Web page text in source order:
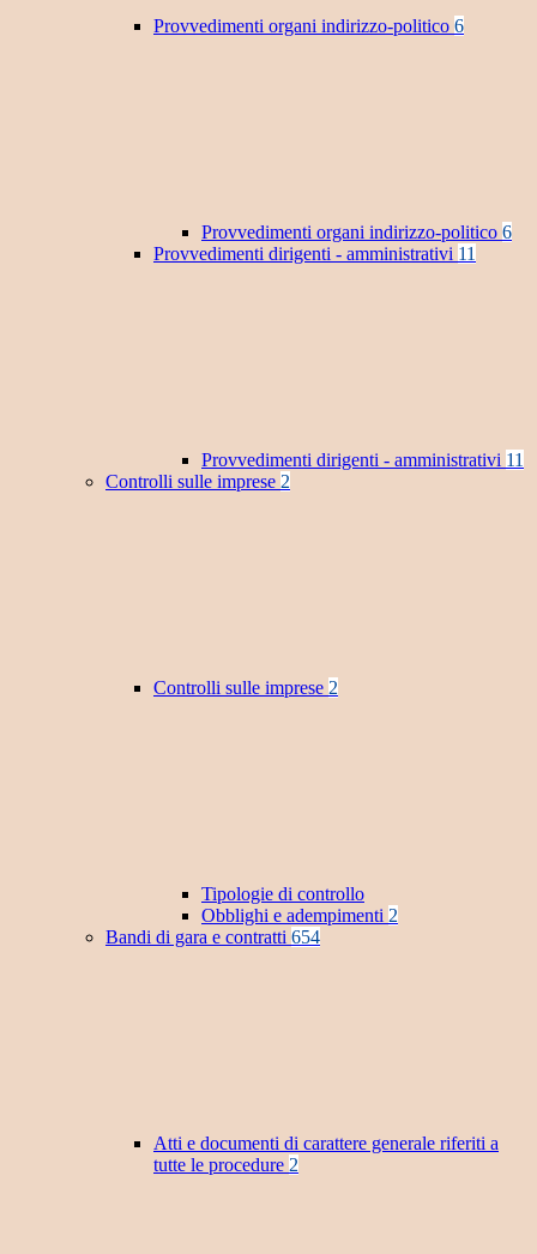
Provvedimenti organi indirizzo-politico 6
Provvedimenti organi indirizzo-politico 6
Provvedimenti dirigenti - amministrativi 11
Provvedimenti dirigenti - amministrativi 11
Controlli sulle imprese 2
Controlli sulle imprese 2
Tipologie di controllo
Obblighi e adempimenti 2
Bandi di gara e contratti 654
Atti e documenti di carattere generale riferiti a
tutte le procedure 2